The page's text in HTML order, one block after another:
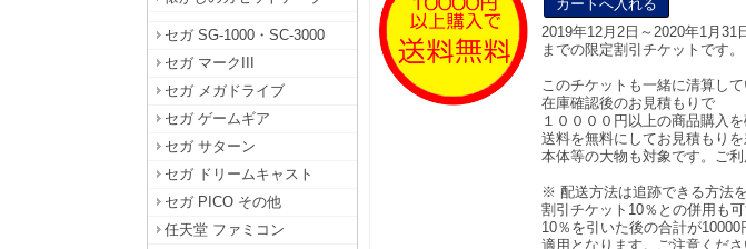
セガ SG-1000・SC-3000
セガ マークIII
セガ メガドライブ
セガ ゲームギア
セガ サターン
セガ ドリームキャスト
セガ PICO その他
任天堂 ファミコン
2019年12月2日～2020年1月31
までの限定割引チケットです。
このチケットも一緒に清算して
在庫確認後のお見積もりで
１００００円以上の商品購入
送料を無料にしてお見積もりを
本体等の大物も対象です。ご利
※ 配送方法は追跡できる方法を
割引チケット10％との併用も可
10％を引いた後の合計が10000
適用となります。ご注意くださ